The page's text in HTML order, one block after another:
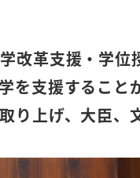
改革支援・学
を支援するこ
上げ、大臣、